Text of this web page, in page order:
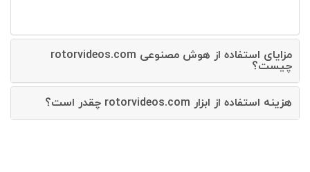
مزایای استفاده از هوش مصنوعی rotorvideos.com
چیست؟
هزینه استفاده از ابزار rotorvideos.com چقدر است؟